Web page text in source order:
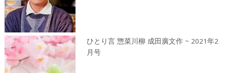
ひとり言 惣菜川柳 成田廣文作 ~ 2021年2
月号